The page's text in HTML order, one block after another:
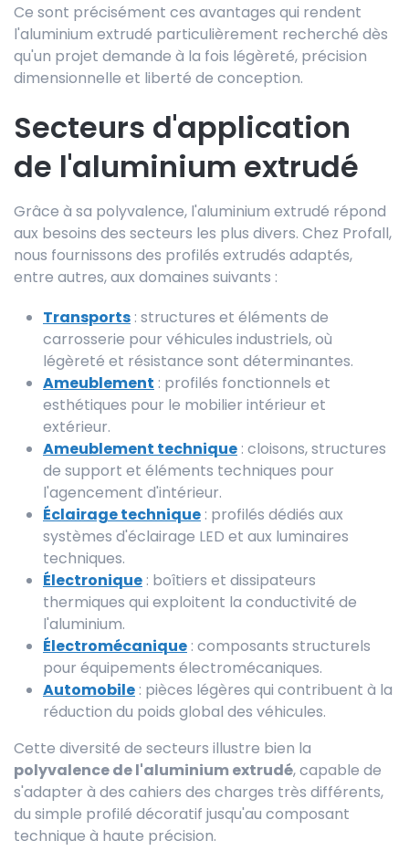
Ce sont précisément ces avantages qui rendent
l'aluminium extrudé particulièrement recherché dès
qu'un projet demande à la fois légèreté, précision
dimensionnelle et liberté de conception.
Secteurs d'application
de l'aluminium extrudé
Grâce à sa polyvalence, l'aluminium extrudé répond
aux besoins des secteurs les plus divers. Chez Profall,
nous fournissons des profilés extrudés adaptés,
entre autres, aux domaines suivants :
Transports : structures et éléments de
carrosserie pour véhicules industriels, où
légèreté et résistance sont déterminantes.
Ameublement : profilés fonctionnels et
esthétiques pour le mobilier intérieur et
extérieur.
Ameublement technique : cloisons, structures
de support et éléments techniques pour
l'agencement d'intérieur.
Éclairage technique : profilés dédiés aux
systèmes d'éclairage LED et aux luminaires
techniques.
Électronique : boîtiers et dissipateurs
thermiques qui exploitent la conductivité de
l'aluminium.
Électromécanique : composants structurels
pour équipements électromécaniques.
Automobile : pièces légères qui contribuent à la
réduction du poids global des véhicules.
Cette diversité de secteurs illustre bien la
polyvalence de l'aluminium extrudé, capable de
s'adapter à des cahiers des charges très différents,
du simple profilé décoratif jusqu'au composant
technique à haute précision.